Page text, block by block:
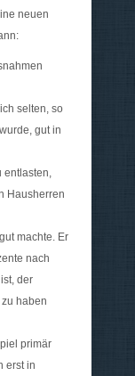
neuen
selten, so
gut in
entlasten,
Hausherren
machte. Er
nach
der
haben
primär
erst in